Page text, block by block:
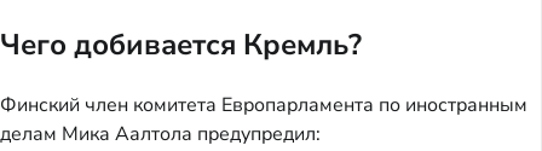
Чего добивается Кремль?
Финский член комитета Европарламента по иностранным
делам Мика Аалтола предупредил: